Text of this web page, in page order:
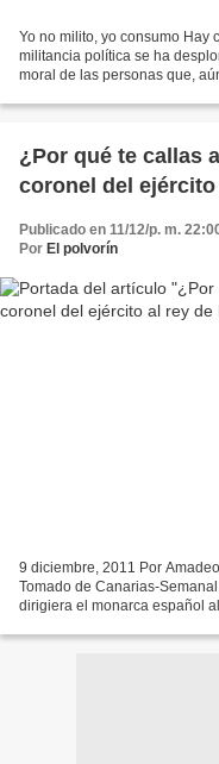
Yo no milito, yo consumo Hay
militancia política se ha
moral de las personas que,
¿Por qué te callas
coronel del
Publicado en 11/12/p. m.
Por El polvorín
9 diciembre, 2011 Por
Tomado de Canarias-
dirigiera el monarca español